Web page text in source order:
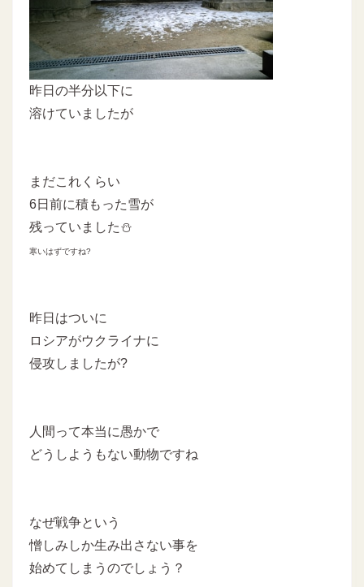
昨日の半分以下に
溶けていましたが
まだこれくらい
6日前に積もった雪が
残っていました⛄
寒いはずですね?
昨日はついに
ロシアがウクライナに
侵攻しましたが?
人間って本当に愚かで
どうしようもない動物ですね
なぜ戦争という
憎しみしか生み出さない事を
始めてしまうのでしょう？